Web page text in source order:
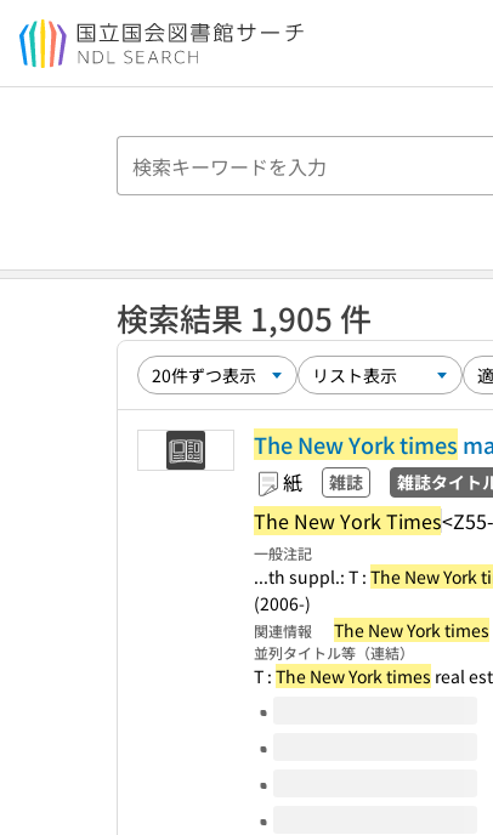
本文へ移動
検索結果 1,905 件
The New York times
紙 雑誌 雑誌タイト
The New York Times
一般注記
...th suppl.: T : The New York
(2006-)
関連情報 The New York times
並列タイトル等（連結）
T : The New York times real
このタイトルの巻号